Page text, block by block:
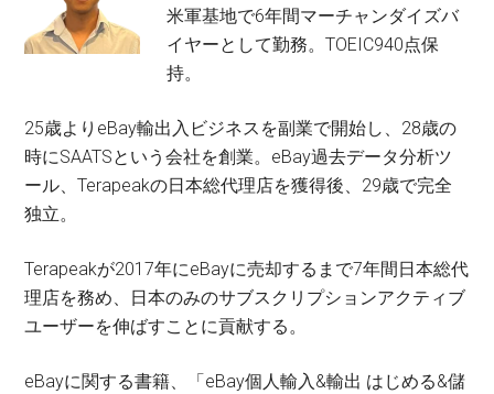
米軍基地で6年間マーチャンダイズバ
イヤーとして勤務。TOEIC940点保
持。
25歳よりeBay輸出入ビジネスを副業で開始し、28歳の
時にSAATSという会社を創業。eBay過去データ分析ツ
ール、Terapeakの日本総代理店を獲得後、29歳で完全
独立。
Terapeakが2017年にeBayに売却するまで7年間日本総代
理店を務め、日本のみのサブスクリプションアクティブ
ユーザーを伸ばすことに貢献する。
eBayに関する書籍、「eBay個人輸入&輸出 はじめる&儲